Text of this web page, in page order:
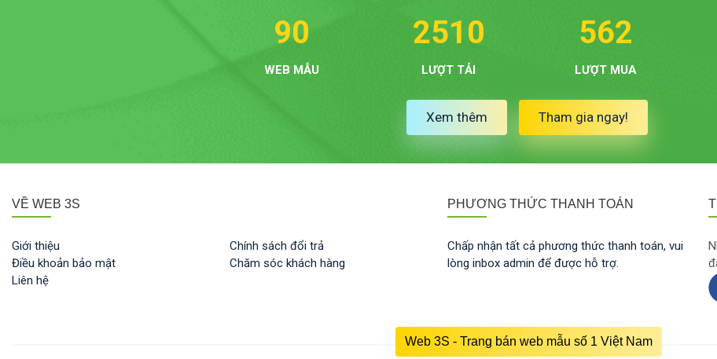
90
WEB MẪU
2510
LƯỢT TẢI
562
LƯỢT MUA
Xem thêm Tham gia ngay!
VỀ WEB 3S
Giới thiệu
Điều khoản bảo mật
Liên hệ
Chính sách đổi trả
Chăm sóc khách hàng
PHƯƠNG THỨC THANH TOÁN
Chấp nhận tất cả phương thức thanh toán, vui
lòng inbox admin để được hỗ trợ.
Web 3S - Trang bán web mẫu số 1 Việt Nam